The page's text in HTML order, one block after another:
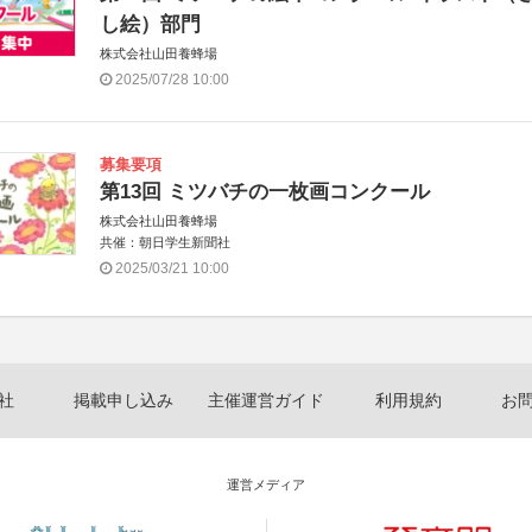
し絵）部門
株式会社山田養蜂場
2025/07/28 10:00
募集要項
第13回 ミツバチの一枚画コンクール
株式会社山田養蜂場
共催：朝日学生新聞社
2025/03/21 10:00
掲載申し込み 主催運営ガイド 利用規約 お
運営メディア